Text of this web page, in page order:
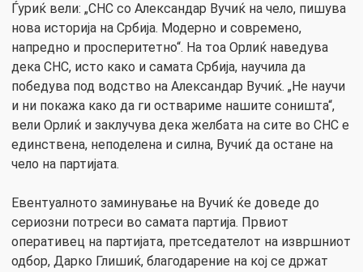
Ѓуриќ вели: „СНС со Александар Вучиќ на чело, пишува
нова историја на Србија. Модерно и современо,
напредно и просперитетно“. На тоа Орлиќ наведува
дека СНС, исто како и самата Србија, научила да
победува под водство на Александар Вучиќ. „Не научи
и ни покажа како да ги оствариме нашите соништа“,
вели Орлиќ и заклучува дека желбата на сите во СНС е
единствена, неподелена и силна, Вучиќ да остане на
чело на партијата.
Евентуалното заминување на Вучиќ ќе доведе до
сериозни потреси во самата партија. Првиот
оперативец на партијата, претседателот на извршниот
одбор, Дарко Глишиќ, благодарение на кој се држат